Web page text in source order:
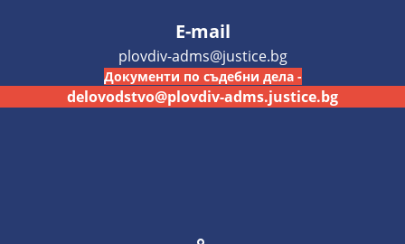
E-mail
plovdiv-adms@justice.bg
Документи по съдебни дела -
delovodstvo@plovdiv-adms.justice.bg